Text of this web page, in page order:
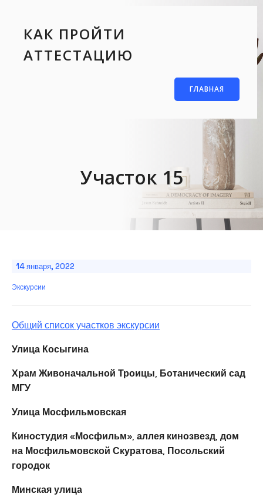
КАК ПРОЙТИ
АТТЕСТАЦИЮ
ГЛАВНАЯ
Участок 15
14 января, 2022
Экскурсии
Общий список участков экскурсии
Улица Косыгина
Храм Живоначальной Троицы, Ботанический сад
МГУ
Улица Мосфильмовская
Киностудия «Мосфильм», аллея кинозвезд, дом
на Мосфильмовской Скуратова, Посольский
городок
Минская улица